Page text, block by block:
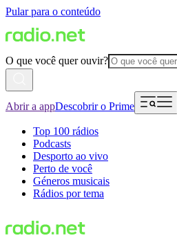
Pular para o conteúdo
O que você quer ouvir?
Abrir a appDescobrir o Prime
Top 100 rádios
Podcasts
Desporto ao vivo
Perto de você
Géneros musicais
Rádios por tema